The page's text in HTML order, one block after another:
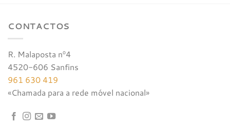
CONTACTOS
R. Malaposta nº4
4520-606 Sanfins
961 630 419
«Chamada para a rede móvel nacional»